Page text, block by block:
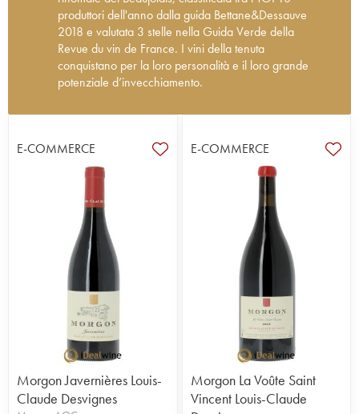
produttori dell'anno dalla guida Bettane&Dessauve
2018 e valutata 3 stelle nella Guida Verde della
Revue du vin de France. I vini della tenuta
conquistano per la loro personalità e il loro grande
potenziale d’invecchiamento.
Emmanuelle Desvignes e dal fratello Louis-Benoît,
che rappresentano l'ottava generazione di
viticoltori della famiglia, presente in queste terre
dal 1712. La proprietà comprende 14 ettari di
vigneti, distribuiti tra Douby e la Côte du Py, coltivati
con viti cha hanno circa sessant'anni d’età. Le uve
provenienti da ogni differente zona sono vinificate
separatamente, in modo da esprimere al meglio le
varie tipicità e in cantina si utilizzano lunghi
affinamenti. Dal 2023, il vigneto Louis-Claude
Desvignes è certificato in regime di agricoltura
biologica. La tenuta propone splendidi Morgon
che si distinguono dal resto della produzione. Vini
che esprimono in modo trasparente il terroir e
possiedono un notevole potenziale
d’invecchiamento. Una tenuta che si posiziona
sicuramente tra le migliori del Beaujolais. Un punto
E-COMMERCE
Morgon Javernières Louis-
Claude Desvignes
E-COMMERCE
Morgon La Voûte Saint
Vincent Louis-Claude